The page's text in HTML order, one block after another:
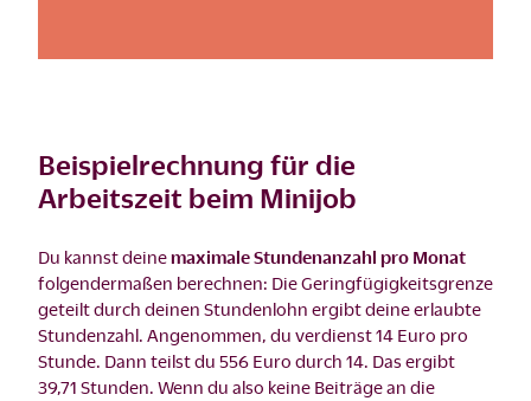
Beispielrechnung für die
Arbeitszeit beim Minijob
Du kannst deinemaximale Stundenanzahl pro Monat
folgendermaßen berechnen: Die Geringfügigkeitsgrenze
geteilt durch deinen Stundenlohn ergibt deine erlaubte
Stundenzahl. Angenommen, du verdienst 14 Euro pro
Stunde. Dann teilst du 556 Euro durch 14. Das ergibt
39,71 Stunden. Wenn du also keine Beiträge an die